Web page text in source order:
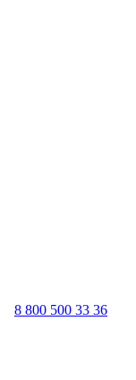
8 800 500 33 36